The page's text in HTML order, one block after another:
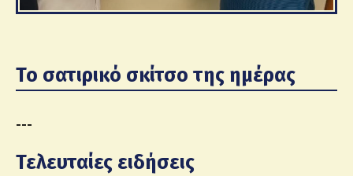
Το σατιρικό σκίτσο της ημέρας
---
Τελευταίες ειδήσεις